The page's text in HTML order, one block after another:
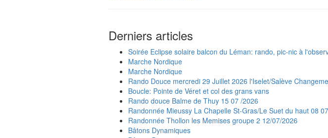
Derniers articles
Soirée Eclipse solaire balcon du Léman: rando, pic-nic à
Marche Nordique
Marche Nordique
Rando Douce mercredi 29 Juillet 2026 l'Iselet/Salève
Boucle: Pointe de Véret et col des grans vans
Rando douce Balme de Thuy 15 07 /2026
Randonnée Mieussy La Chapelle St-Gras/Le Suet du haut 08
Randonnée Thollon les Memises groupe 2 12/07/2026
Bâtons Dynamiques